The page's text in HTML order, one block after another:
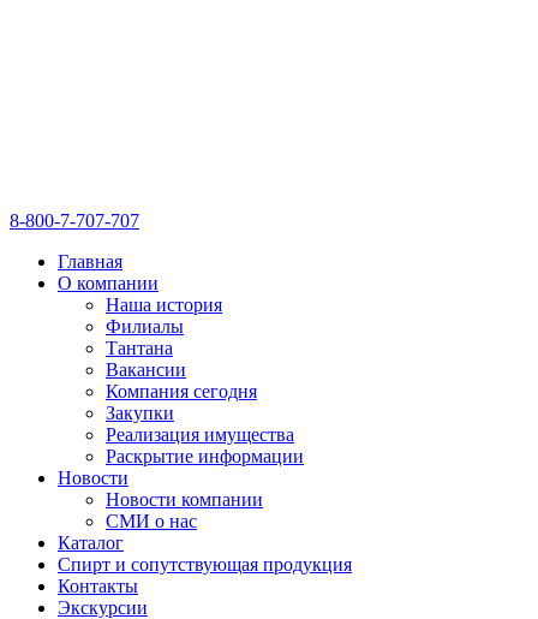
8-800-7-707-707
Главная
О компании
Наша история
Филиалы
Тантана
Вакансии
Компания сегодня
Закупки
Реализация имущества
Раскрытие информации
Новости
Новости компании
СМИ о нас
Каталог
Спирт и сопутствующая продукция
Контакты
Экскурсии